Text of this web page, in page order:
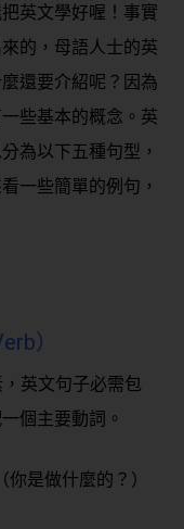
英文學好喔！事實
的，母語人士的英
還要介紹呢？因為
些基本的概念。英
為以下五種句型，
一些簡單的例句，
）
英文句子必需包
個主要動詞。
你是做什麼的？）